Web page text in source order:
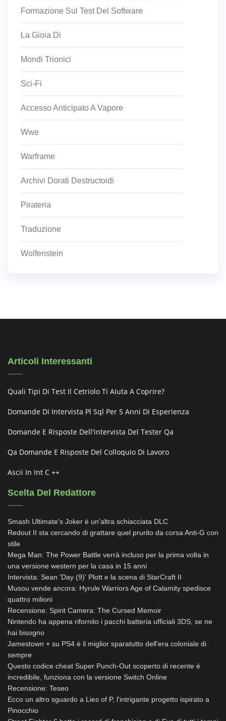
Formazione Sul Test Del Software
La Gioia Di
Mondi Trionici
Sci-Fi
Accesso Anticipato A Vapore
Wwe
Warframe
Archivi Dorati Destructoidi
Pirateria
Traduzione
Wolfenstein
Articoli Interessanti
Quali Tipi Di Test Il Cetriolo Ti Aiuta A Coprire?
Domande Di Intervista Pl Sql Per 5 Anni Di Esperienza
Domande E Risposte Dell'intervista Del Tester Qa
Qa Domande E Risposte Del Colloquio Di Lavoro
Ascii In Int C ++
Scelta Del Redattore
Smash Ultimate's Joker è un'altra schiacciata DLC
Redout II sta cercando di grattare quel prurito da corsa Anti-G con
stile
Mega Man: The Power Battle verrà incluso per la prima volta in
una versione western per la casa in 15 anni
Intervista: Sean 'Day (9)' Plott e la scena di StarCraft II
Musou vende ancora: Hyrule Warriors Age of Calamity spedisce
quattro milioni
Recensione: Spirit Camera: The Cursed Memoir
Nintendo ha appena rifornito i pacchi batteria ufficiali 3DS, se ne
hai bisogno
Jamestown + su PS4 è il miglior sparatutto dell'era coloniale di
sempre
Questo codice cheat Super Punch-Out scoperto di recente è
incredibile, funziona con la versione Switch Online
Recensione: Teseo
Ecco un altro sguardo a Lies of P, l'intrigante progetto ispirato a
Pinocchio